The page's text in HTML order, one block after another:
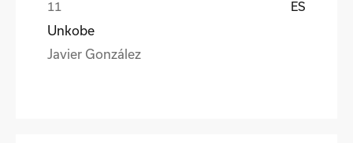
ES
Unkobe
Javier González